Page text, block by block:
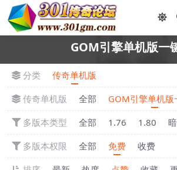
GOM引擎单机版一
分类
传奇单机版
传奇单机版
全部 GOM引擎单机版
多版本类型
全部 1.76 1.80
多版本权限
全部 免费
收费